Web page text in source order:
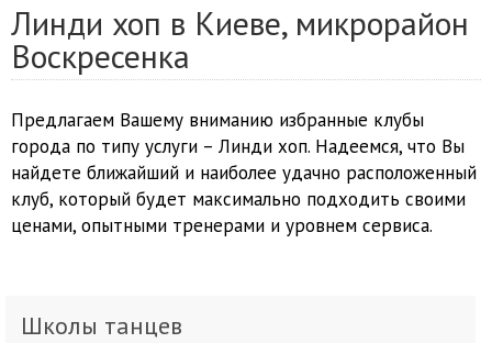
Линди хоп в Киеве, микрорайон
Воскресенка
Предлагаем Вашему вниманию избранные клубы
города по типу услуги – Линди хоп. Надеемся, что Вы
найдете ближайший и наиболее удачно расположенный
клуб, который будет максимально подходить своими
ценами, опытными тренерами и уровнем сервиса.
Школы танцев